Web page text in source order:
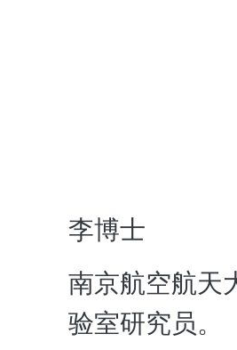
李博士
南京航空航天
验室研究员。